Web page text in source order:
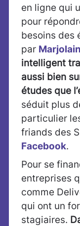
en ligne qui
pour
besoins des
par
intelligent
aussi bien
études que
séduit plus
particulier
friands des
Facebook.
Pour se
entreprises
comme
qui ont un
stagiaires.